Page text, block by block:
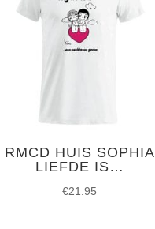
RMCD HUIS SOPHIA
LIEFDE IS…
€21.95